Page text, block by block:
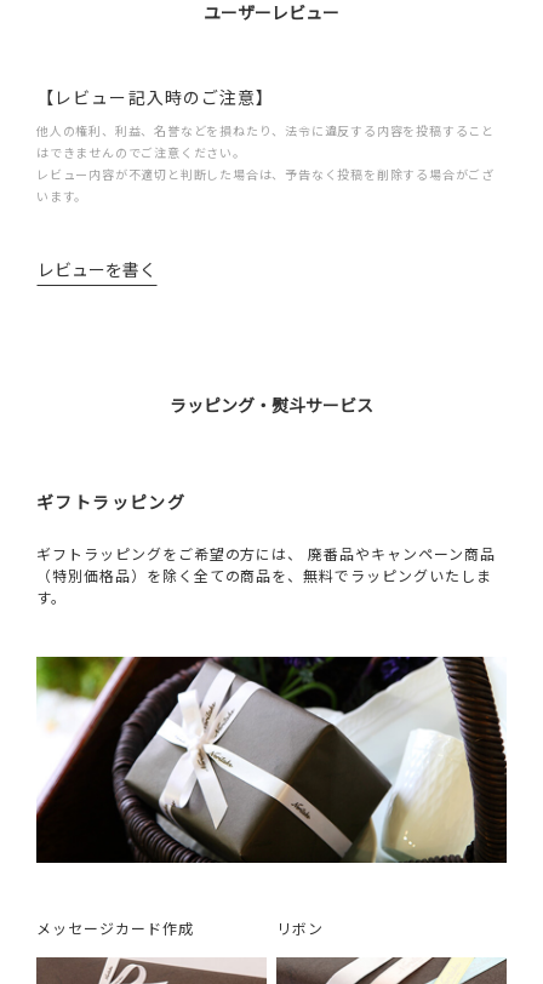
ユーザーレビュー
【レビュー記入時のご注意】
他人の権利、利益、名誉などを損ねたり、法令に違反する内容を投稿すること
はできませんのでご注意ください。
レビュー内容が不適切と判断した場合は、予告なく投稿を削除する場合がござ
います。
レビューを書く
ラッピング・熨斗サービス
ギフトラッピング
ギフトラッピングをご希望の方には、 廃番品やキャンペーン商品
（特別価格品）を除く全ての商品を、無料でラッピングいたしま
す。
メッセージカード作成 リボン